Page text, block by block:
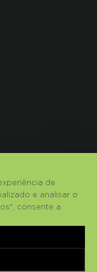
Natureza.
de
e analisar o
consente a